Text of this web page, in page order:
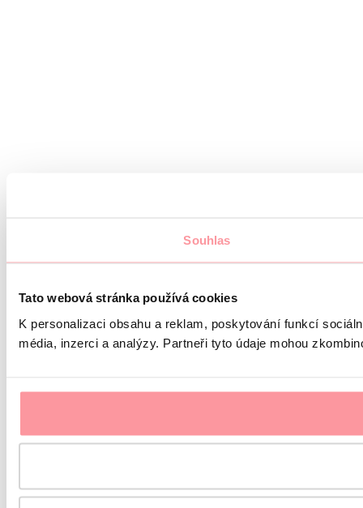
Souhlas
Tato webová stránka používá cookies
K personalizaci obsahu a reklam, poskytování funkcí
média, inzerci a analýzy. Partneři tyto údaje mohou